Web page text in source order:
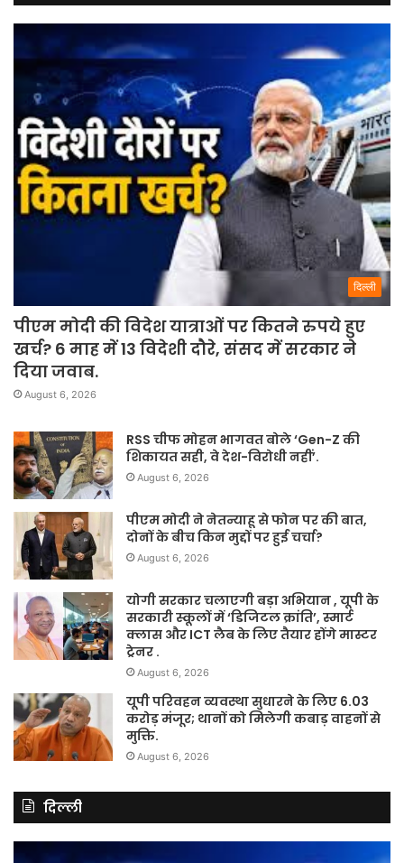
दिल्ली
पीएम मोदी की विदेश यात्राओं पर कितने रुपये हुए
खर्च? 6 माह में 13 विदेशी दौरे, संसद में सरकार ने
दिया जवाब.
August 6, 2026
RSS चीफ मोहन भागवत बोले ‘Gen-Z की
शिकायत सही, वे देश-विरोधी नहीं’.
August 6, 2026
पीएम मोदी ने नेतन्याहू से फोन पर की बात,
दोनों के बीच किन मुद्दों पर हुई चर्चा?
August 6, 2026
योगी सरकार चलाएगी बड़ा अभियान , यूपी के
सरकारी स्कूलों में ‘डिजिटल क्रांति’, स्मार्ट
क्लास और ICT लैब के लिए तैयार होंगे मास्टर
ट्रेनर .
August 6, 2026
यूपी परिवहन व्यवस्था सुधारने के लिए 6.03
करोड़ मंजूर; थानों को मिलेगी कबाड़ वाहनों से
मुक्ति.
August 6, 2026
दिल्ली